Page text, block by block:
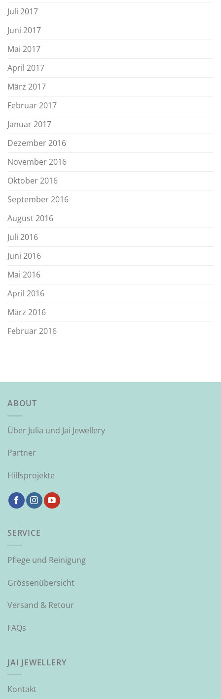
Juli 2017
Juni 2017
Mai 2017
April 2017
März 2017
Februar 2017
Januar 2017
Dezember 2016
November 2016
Oktober 2016
September 2016
August 2016
Juli 2016
Juni 2016
Mai 2016
April 2016
März 2016
Februar 2016
ABOUT
Über Julia und Jai Jewellery
Partner
Hilfsprojekte
SERVICE
Pflege und Reinigung
Grössenübersicht
Versand & Retour
FAQs
JAI JEWELLERY
Kontakt